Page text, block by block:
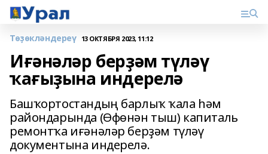
Төҙөкләндереү 13 ОКТЯБРЯ 2023, 11:12
Иғәнәләр берҙәм түләү
ҡағыҙына индерелә
Башҡортостандың барлыҡ ҡала һәм
райондарында (Өфөнән тыш) капиталь
ремонтҡа иғәнәләр берҙәм түләү
документына индерелә.